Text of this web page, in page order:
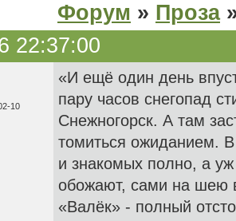
Форум » Проза
22:37:00
10
«И ещё один день
пару часов снегопад
Снежногорск. А там
томиться ожиданием. В
и знакомых полно, а
обожают, сами на шею
«Валёк» - полный